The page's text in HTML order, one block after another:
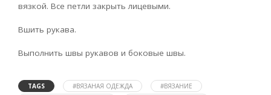
вязкой. Все петли закрыть лицевыми.
Вшить рукава.
Выполнить швы рукавов и боковые швы.
TAGS #ВЯЗАНАЯ ОДЕЖДА
#ВЯЗАНИЕ